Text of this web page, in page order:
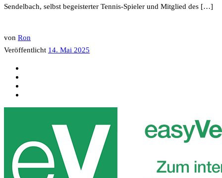
Sendelbach, selbst begeisterter Tennis-Spieler und Mitglied des […]
von Ron
Veröffentlicht 14. Mai 2025